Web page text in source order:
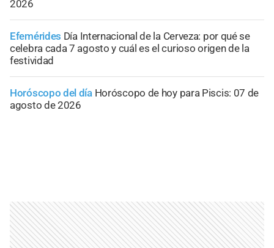
2026
Efemérides Día Internacional de la Cerveza: por qué se
celebra cada 7 agosto y cuál es el curioso origen de la
festividad
Horóscopo del día Horóscopo de hoy para Piscis: 07 de
agosto de 2026